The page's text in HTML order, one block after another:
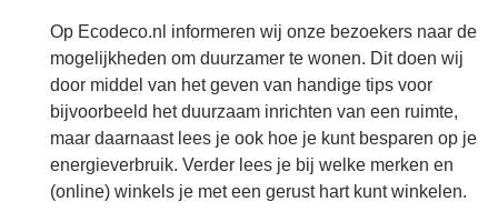
Op Ecodeco.nl informeren wij onze bezoekers naar de
mogelijkheden om duurzamer te wonen. Dit doen wij
door middel van het geven van handige tips voor
bijvoorbeeld het duurzaam inrichten van een ruimte,
maar daarnaast lees je ook hoe je kunt besparen op je
energieverbruik. Verder lees je bij welke merken en
(online) winkels je met een gerust hart kunt winkelen.